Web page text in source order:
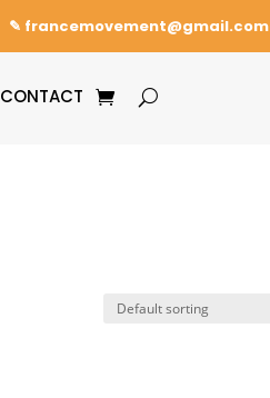
✎ francemovement@gmail.com
CONTACT